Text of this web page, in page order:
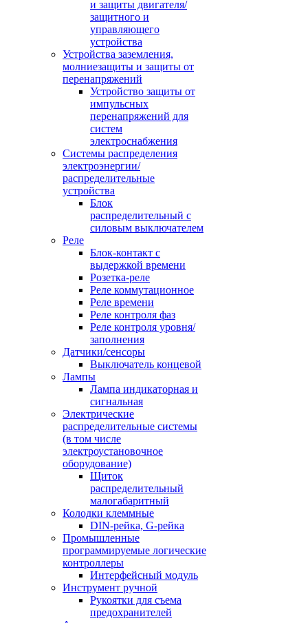
и защиты двигателя/
защитного и
управляющего
устройства
Устройства заземления,
молниезащиты и защиты от
перенапряжений
Устройство защиты от
импульсных
перенапряжений для
систем
электроснабжения
Системы распределения
электроэнергии/
распределительные
устройства
Блок
распределительный с
силовым выключателем
Реле
Блок-контакт с
выдержкой времени
Розетка-реле
Реле коммутационное
Реле времени
Реле контроля фаз
Реле контроля уровня/
заполнения
Датчики/сенсоры
Выключатель концевой
Лампы
Лампа индикаторная и
сигнальная
Электрические
распределительные системы
(в том числе
электроустановочное
оборудование)
Щиток
распределительный
малогабаритный
Колодки клеммные
DIN-рейка, G-рейка
Промышленные
программируемые логические
контроллеры
Интерфейсный модуль
Инструмент ручной
Рукоятки для съема
предохранителей